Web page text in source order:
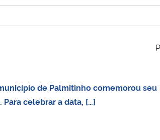
de Palmitinho comemorou seu
celebrar a data, […]